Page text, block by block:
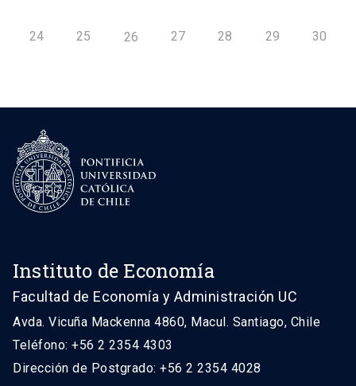
24 25 26 27 28 29 30
Instituto de Economía
Facultad de Economía y Administración UC
Avda. Vicuña Mackenna 4860, Macul. Santiago, Chile
Teléfono: +56 2 2354 4303
Dirección de Postgrado: +56 2 2354 4028